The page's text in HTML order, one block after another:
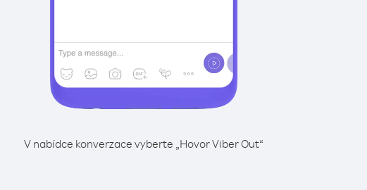
V nabídce konverzace vyberte „Hovor Viber Out“